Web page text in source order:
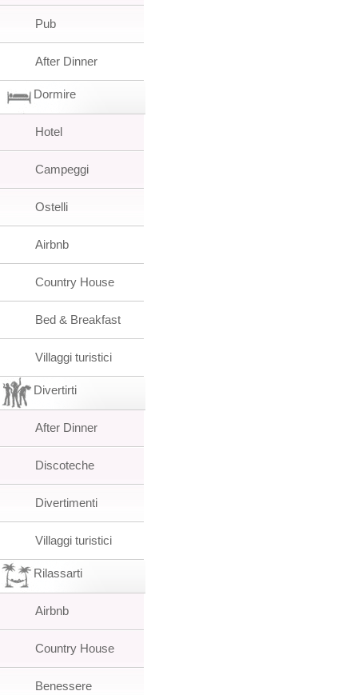
Pub
After Dinner
Dormire
Hotel
Campeggi
Ostelli
Airbnb
Country House
Bed & Breakfast
Villaggi turistici
Divertirti
After Dinner
Discoteche
Divertimenti
Villaggi turistici
Rilassarti
Airbnb
Country House
Benessere